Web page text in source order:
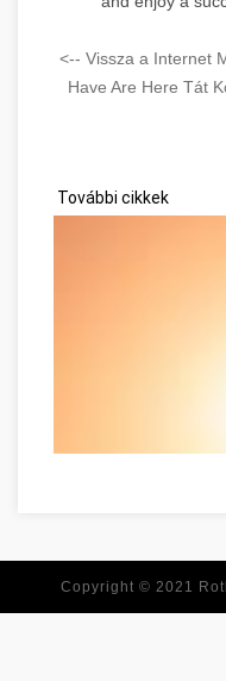
<-- Vissza a Internet
Have Are Here Tát
További cikkek
Copyright © 2021